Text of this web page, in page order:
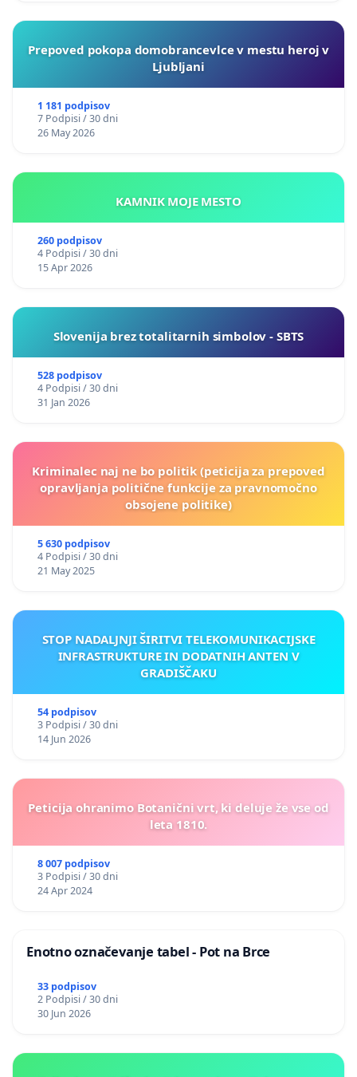
Prepoved pokopa domobrancevlce v mestu heroj v
Ljubljani
1 181 podpisov
7 Podpisi / 30 dni
26 May 2026
KAMNIK MOJE MESTO
260 podpisov
4 Podpisi / 30 dni
15 Apr 2026
Slovenija brez totalitarnih simbolov - SBTS
528 podpisov
4 Podpisi / 30 dni
31 Jan 2026
Kriminalec naj ne bo politik (peticija za prepoved
opravljanja politične funkcije za pravnomočno
obsojene politike)
5 630 podpisov
4 Podpisi / 30 dni
21 May 2025
STOP NADALJNJI ŠIRITVI TELEKOMUNIKACIJSKE
INFRASTRUKTURE IN DODATNIH ANTEN V
GRADIŠČAKU
54 podpisov
3 Podpisi / 30 dni
14 Jun 2026
Peticija ohranimo Botanični vrt, ki deluje že vse od
leta 1810.
8 007 podpisov
3 Podpisi / 30 dni
24 Apr 2024
Enotno označevanje tabel - Pot na Brce
33 podpisov
2 Podpisi / 30 dni
30 Jun 2026